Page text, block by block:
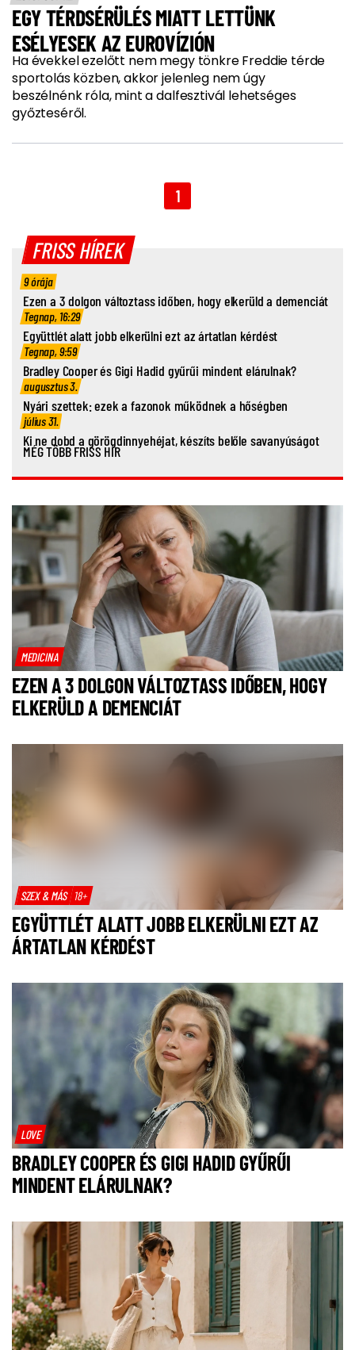
EGY TÉRDSÉRÜLÉS MIATT LETTÜNK
ESÉLYESEK AZ EUROVÍZIÓN
Ha évekkel ezelőtt nem megy tönkre Freddie térde
sportolás közben, akkor jelenleg nem úgy
beszélnénk róla, mint a dalfesztivál lehetséges
győzteséről.
1
FRISS HÍREK
9 órája
Ezen a 3 dolgon változtass időben, hogy elkerüld a demenciát
Tegnap, 16:29
Együttlét alatt jobb elkerülni ezt az ártatlan kérdést
Tegnap, 9:59
Bradley Cooper és Gigi Hadid gyűrűi mindent elárulnak?
augusztus 3.
Nyári szettek: ezek a fazonok működnek a hőségben
július 31.
Ki ne dobd a görögdinnyehéjat, készíts belőle savanyúságot
MÉG TÖBB FRISS HÍR
MEDICINA
EZEN A 3 DOLGON VÁLTOZTASS IDŐBEN, HOGY
ELKERÜLD A DEMENCIÁT
SZEX & MÁS 18+
EGYÜTTLÉT ALATT JOBB ELKERÜLNI EZT AZ
ÁRTATLAN KÉRDÉST
LOVE
BRADLEY COOPER ÉS GIGI HADID GYŰRŰI
MINDENT ELÁRULNAK?